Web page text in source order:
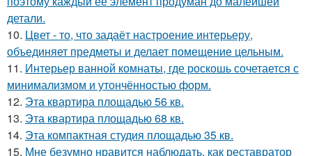
детали.
10. Цвет - то, что задаёт настроение интерьеру,
объединяет предметы и делает помещение цельным.
11. Интерьер ванной комнаты, где роскошь сочетается с
минимализмом и утончённостью форм.
12. Эта квартира площадью 56 кв.
13. Эта квартира площадью 68 кв.
14. Эта компактная студия площадью 35 кв.
15. Мне безумно нравится наблюдать, как реставратор